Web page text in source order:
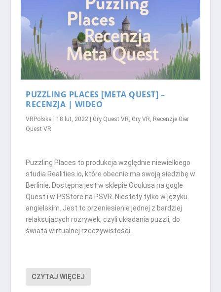
PUZZLING PLACES [META QUEST] –
RECENZJA | WIDEO
VRPolska | 18 lut, 2022 | Gry Quest VR Gry VR Recenzje Gier
Quest VR
Puzzling Places to produkcja względnie niewielkiego
studia Realities.io, które obecnie ma swoją siedzibę w
Berlinie. Dostępna jest w sklepie Oculusa na gogle
Quest i w PSStore na PSVR. Niestety tylko w języku
angielskim. Jest to przeniesienie jednej z bardziej
relaksujących rozrywek, czyli układania puzzli, do
świata wirtualnej rzeczywistości.
CZYTAJ WIĘCEJ